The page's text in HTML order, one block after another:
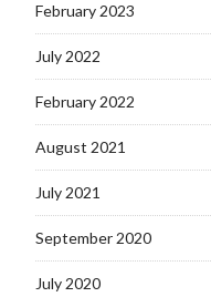
February 2023
July 2022
February 2022
August 2021
July 2021
September 2020
July 2020